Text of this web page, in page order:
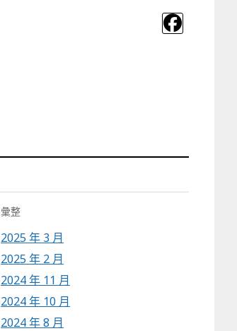
彙整
2025 年 3 月
2025 年 2 月
2024 年 11 月
2024 年 10 月
2024 年 8 月